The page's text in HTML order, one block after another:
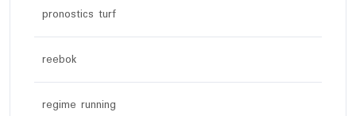
pronostics turf
reebok
regime running